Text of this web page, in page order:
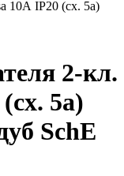
2-кл.
5а)
SchE